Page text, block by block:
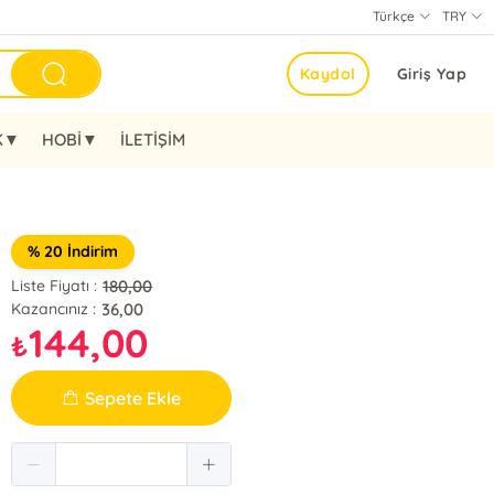
TRY
Türkçe
Giriş Yap
Kaydol
HOBİ▼ İLETİŞİM
% 20 İndirim
Liste Fiyatı : 180,00
Kazancınız : 36,00
₺144,00
Sepete Ekle